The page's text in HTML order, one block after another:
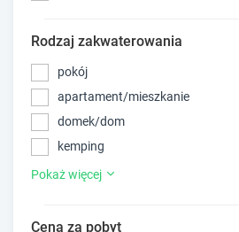
Rodzaj zakwaterowania
pokój
apartament/mieszkanie
domek/dom
kemping
Pokaż więcej
Cena za pobyt